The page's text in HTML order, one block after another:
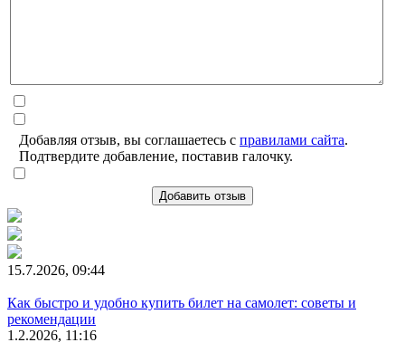
Добавляя отзыв, вы соглашаетесь с правилами сайта.
Подтвердите добавление, поставив галочку.
Добавить отзыв
15.7.2026, 09:44
Как быстро и удобно купить билет на самолет: советы и
рекомендации
1.2.2026, 11:16